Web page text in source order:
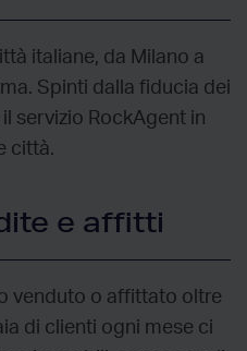
italiane, da Milano a
Spinti dalla fiducia dei
servizio RockAgent in
città.
e affitti
venduto o affittato oltre
di clienti ogni mese ci